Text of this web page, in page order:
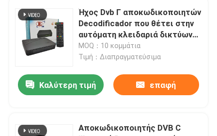
Ήχος Dvb Γ αποκωδικοποιητών
Decodificador που θέτει στην
αυτόματη κλειδαριά δικτύων
τη χειρωνακτική αναζήτηση
MOQ：10 κομμάτια
Τιμή：Διαπραγματεύσιμα
Καλύτερη τιμή επαφή
Αποκωδικοποιητής DVB C